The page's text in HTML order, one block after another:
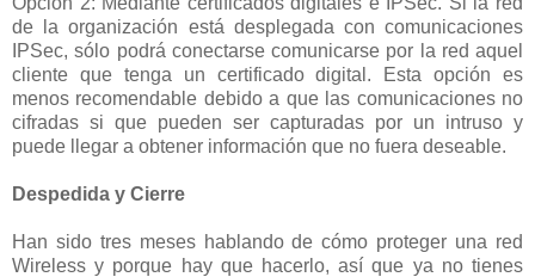
de la organización está desplegada con comunicaciones
IPSec, sólo podrá conectarse comunicarse por la red aquel
cliente que tenga un certificado digital. Esta opción es
menos recomendable debido a que las comunicaciones no
cifradas si que pueden ser capturadas por un intruso y
puede llegar a obtener información que no fuera deseable.
Despedida y Cierre
Han sido tres meses hablando de cómo proteger una red
Wireless y porque hay que hacerlo, así que ya no tienes